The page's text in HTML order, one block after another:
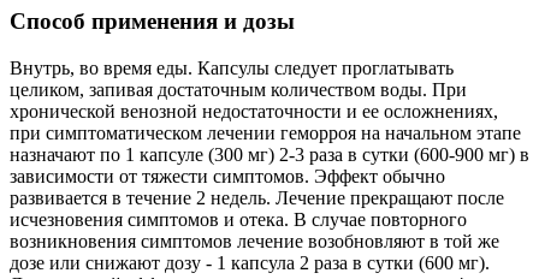
Способ применения и дозы
Внутрь, во время еды. Капсулы следует проглатывать
целиком, запивая достаточным количеством воды. При
хронической венозной недостаточности и ее осложнениях,
при симптоматическом лечении геморроя на начальном этапе
назначают по 1 капсуле (300 мг) 2-3 раза в сутки (600-900 мг) в
зависимости от тяжести симптомов. Эффект обычно
развивается в течение 2 недель. Лечение прекращают после
исчезновения симптомов и отека. В случае повторного
возникновения симптомов лечение возобновляют в той же
дозе или снижают дозу - 1 капсула 2 раза в сутки (600 мг).